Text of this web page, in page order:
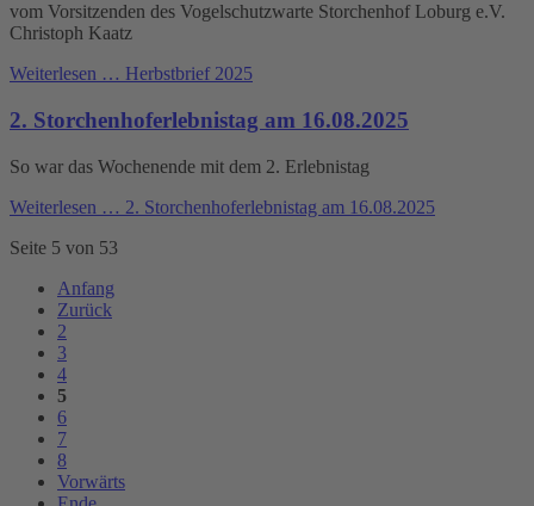
vom Vorsitzenden des Vogelschutzwarte Storchenhof Loburg e.V.
Christoph Kaatz
Weiterlesen … Herbstbrief 2025
2. Storchenhoferlebnistag am 16.08.2025
So war das Wochenende mit dem 2. Erlebnistag
Weiterlesen … 2. Storchenhoferlebnistag am 16.08.2025
Seite 5 von 53
Anfang
Zurück
2
3
4
5
6
7
8
Vorwärts